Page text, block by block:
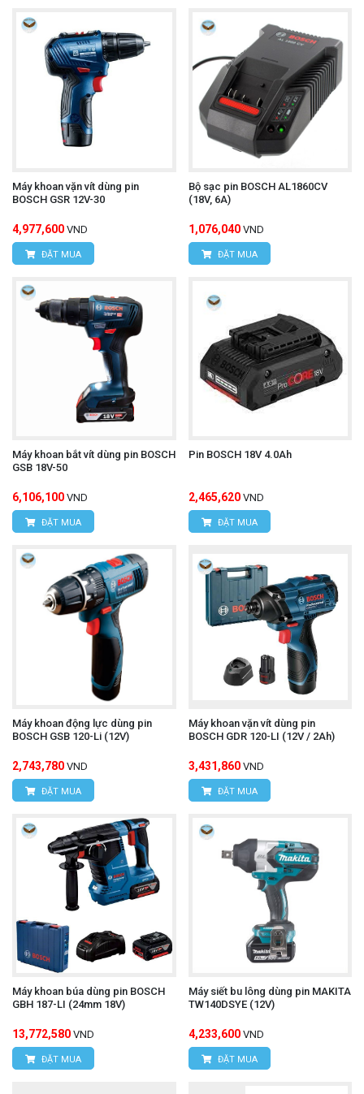
Máy khoan vặn vít dùng pin
BOSCH GSR 12V-30
4,977,600 VND
ĐẶT MUA
Bộ sạc pin BOSCH AL1860CV
(18V, 6A)
1,076,040 VND
ĐẶT MUA
Máy khoan bắt vít dùng pin BOSCH
GSB 18V-50
6,106,100 VND
ĐẶT MUA
Pin BOSCH 18V 4.0Ah
2,465,620 VND
ĐẶT MUA
Máy khoan động lực dùng pin
BOSCH GSB 120-Li (12V)
2,743,780 VND
ĐẶT MUA
Máy khoan vặn vít dùng pin
BOSCH GDR 120-LI (12V / 2Ah)
3,431,860 VND
ĐẶT MUA
Máy khoan búa dùng pin BOSCH
GBH 187-LI (24mm 18V)
13,772,580 VND
ĐẶT MUA
Máy siết bu lông dùng pin MAKITA
TW140DSYE (12V)
4,233,600 VND
ĐẶT MUA